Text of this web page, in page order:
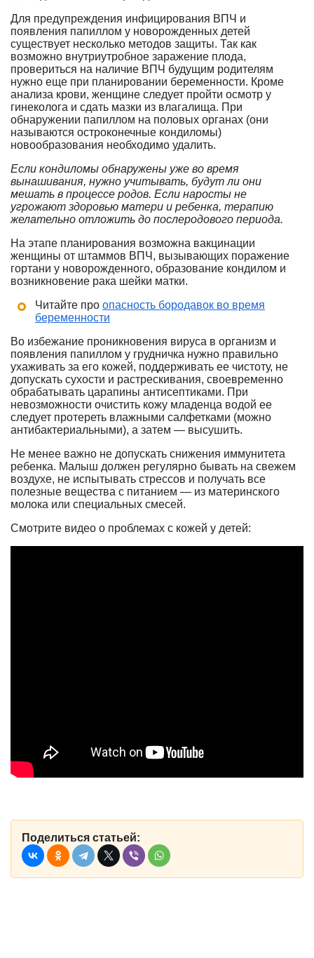
Для предупреждения инфицирования ВПЧ и
появления папиллом у новорожденных детей
существует несколько методов защиты. Так как
возможно внутриутробное заражение плода,
провериться на наличие ВПЧ будущим родителям
нужно еще при планировании беременности. Кроме
анализа крови, женщине следует пройти осмотр у
гинеколога и сдать мазки из влагалища. При
обнаружении папиллом на половых органах (они
называются остроконечные кондиломы)
новообразования необходимо удалить.
Если кондиломы обнаружены уже во время
вынашивания, нужно учитывать, будут ли они
мешать в процессе родов. Если наросты не
угрожают здоровью матери и ребенка, терапию
желательно отложить до послеродового периода.
На этапе планирования возможна вакцинации
женщины от штаммов ВПЧ, вызывающих поражение
гортани у новорожденного, образование кондилом и
возникновение рака шейки матки.
Читайте про опасность бородавок во время
беременности
Во избежание проникновения вируса в организм и
появления папиллом у грудничка нужно правильно
ухаживать за его кожей, поддерживать ее чистоту, не
допускать сухости и растрескивания, своевременно
обрабатывать царапины антисептиками. При
невозможности очистить кожу младенца водой ее
следует протереть влажными салфетками (можно
антибактериальными), а затем — высушить.
Не менее важно не допускать снижения иммунитета
ребенка. Малыш должен регулярно бывать на свежем
воздухе, не испытывать стрессов и получать все
полезные вещества с питанием — из материнского
молока или специальных смесей.
Смотрите видео о проблемах с кожей у детей:
Поделиться статьей: